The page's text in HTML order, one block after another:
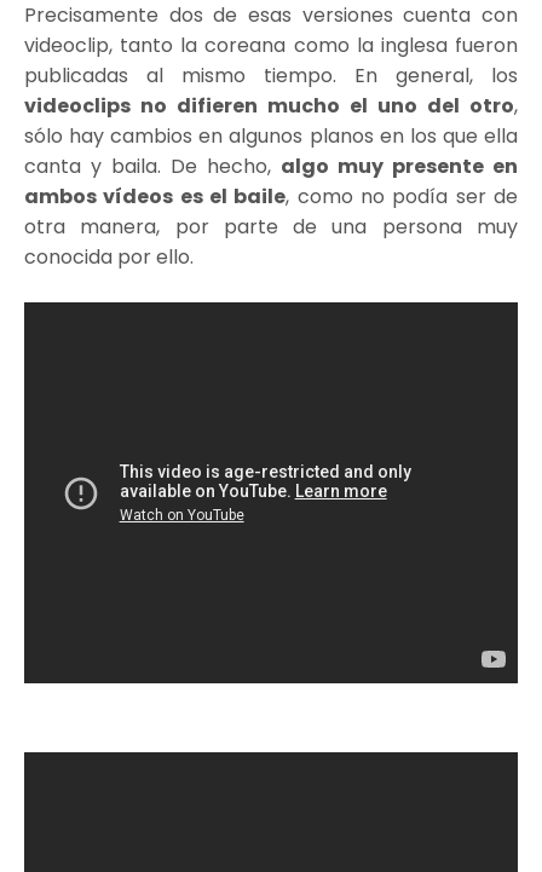
Precisamente dos de esas versiones cuenta con
videoclip, tanto la coreana como la inglesa fueron
publicadas al mismo tiempo. En general, los
videoclips no difieren mucho el uno del otro,
sólo hay cambios en algunos planos en los que ella
canta y baila. De hecho, algo muy presente en
ambos vídeos es el baile, como no podía ser de
otra manera, por parte de una persona muy
conocida por ello.